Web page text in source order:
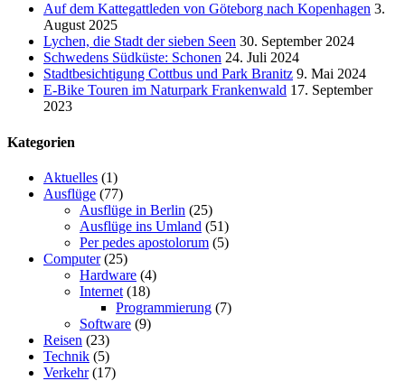
Auf dem Kattegattleden von Göteborg nach Kopenhagen 3.
August 2025
Lychen, die Stadt der sieben Seen 30. September 2024
Schwedens Südküste: Schonen 24. Juli 2024
Stadtbesichtigung Cottbus und Park Branitz 9. Mai 2024
E-Bike Touren im Naturpark Frankenwald 17. September
2023
Kategorien
Aktuelles (1)
Ausflüge (77)
Ausflüge in Berlin (25)
Ausflüge ins Umland (51)
Per pedes apostolorum (5)
Computer(25)
Hardware (4)
Internet (18)
Programmierung (7)
Software (9)
Reisen (23)
Technik (5)
Verkehr(17)